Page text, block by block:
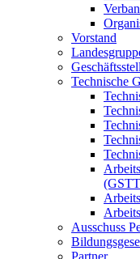
Vorstand
Technische
Ausschuss
Partner